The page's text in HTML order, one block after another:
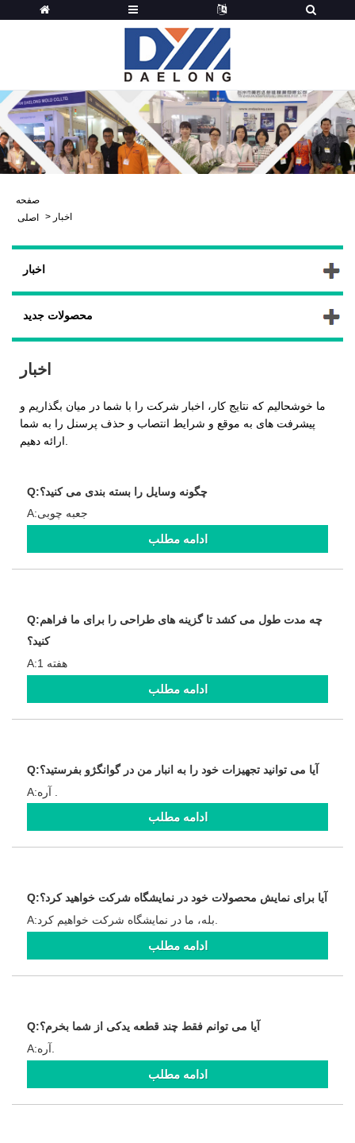
صفحه
اصلی
> اخبار
اخبار
محصولات جدید
اخبار
ما خوشحالیم که نتایج کار، اخبار شرکت را با شما در میان بگذاریم و
پیشرفت های به موقع و شرایط انتصاب و حذف پرسنل را به شما
Q:چگونه وسایل را بسته بندی می کنید؟
A:جعبه چوبی
ادامه مطلب
Q:چه مدت طول می کشد تا گزینه های طراحی را برای ما فراهم
کنید؟
A:1 هفته
ادامه مطلب
Q:آیا می توانید تجهیزات خود را به انبار من در گوانگژو بفرستید؟
ادامه مطلب
Q:آیا برای نمایش محصولات خود در نمایشگاه شرکت خواهید کرد؟
ادامه مطلب
Q:آیا می توانم فقط چند قطعه یدکی از شما بخرم؟
ادامه مطلب